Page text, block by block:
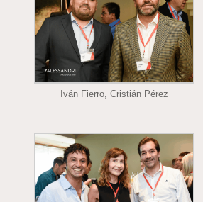
Iván Fierro, Cristián Pérez